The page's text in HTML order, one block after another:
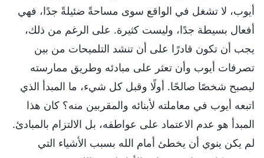
أيوب، لا تشغل في الواقع سوى مساحةً ضئيلةً جدًا، فهي
أفعال بسيطة جدًا، وليست كثيرة. على الرغم من ذلك،
يجب أن تكون قادرًا على أن تنشد التلميحات من بين
تصرفات أيوب وأن تعثر على مبادئه وطريق ممارسته
ليصبح شخصًا صالحًا. أولًا وقبل كل شيء، ما المبدأ الذي
اتبعه أيوب في معاملته لأبنائه والمقربين منه؟ كان هذا
المبدأ هو عدم الاعتماد على عواطفه، بل الالتزام بالمبادئ.
لم يكن ينوي أن يخطئ أمام الله بسبب الأشياء التي